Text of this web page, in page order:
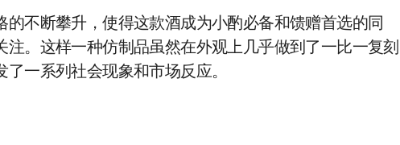
不断攀升，使得这款酒成为小酌必备和馈赠首选的同
。这样一种仿制品虽然在外观上几乎做到了一比一复刻
一系列社会现象和市场反应。